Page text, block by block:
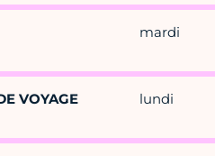
mardi
VOYAGE
lundi